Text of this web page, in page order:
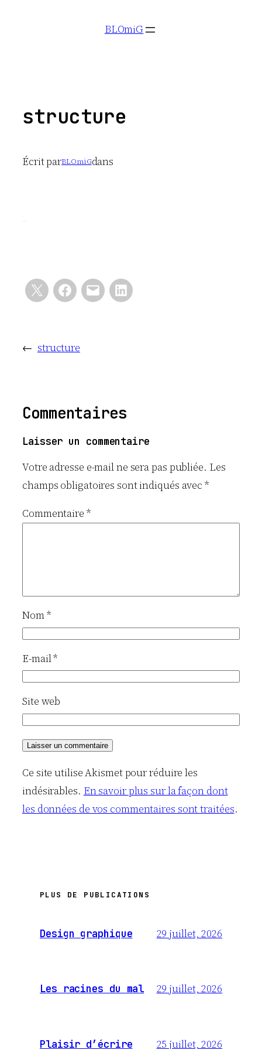
BLOmiG
structure
Écrit parBLOmiGdans
← structure
Commentaires
Laisser un commentaire
Votre adresse e-mail ne sera pas publiée. Les
champs obligatoires sont indiqués avec*
Commentaire *
Nom*
E-mail*
Site web
Ce site utilise Akismet pour réduire les
indésirables. En savoir plus sur la façon dont
les données de vos commentaires sont traitées.
PLUS DE PUBLICATIONS
Design graphique 29 juillet, 2026
Les racines du mal 29 juillet, 2026
Plaisir d’écrire 25 juillet, 2026